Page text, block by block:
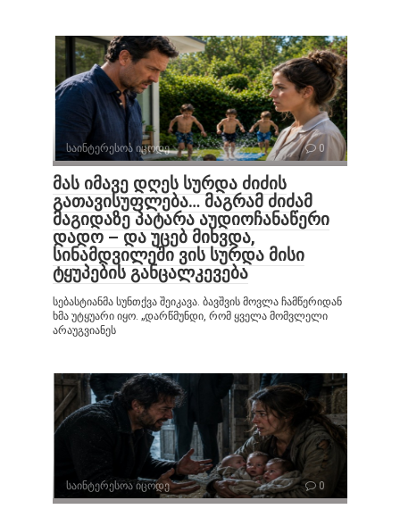
საინტერესოა იცოდე 0
მას იმავე დღეს სურდა ძიძის
გათავისუფლება… მაგრამ ძიძამ
მაგიდაზე პატარა აუდიოჩანაწერი
დადო – და უცებ მიხვდა,
სინამდვილეში ვის სურდა მისი
ტყუპების განცალკევება
სებასტიანმა სუნთქვა შეიკავა. ბავშვის მოვლა ჩამწერიდან
ხმა უტყუარი იყო. „დარწმუნდი, რომ ყველა მომვლელი
არაუგვიანეს
საინტერესოა იცოდე 0